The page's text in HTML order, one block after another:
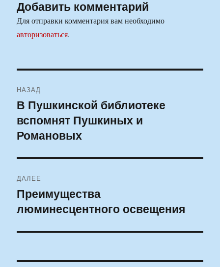
Добавить комментарий
Для отправки комментария вам необходимо
авторизоваться.
по
записям
НАЗАД
Предыдущая
запись:
В Пушкинской библиотеке
вспомнят Пушкиных и
Романовых
ДАЛЕЕ
Следующая
запись:
Преимущества
люминесцентного освещения